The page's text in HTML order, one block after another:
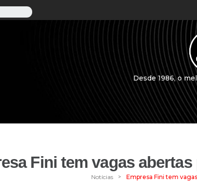
Desde 1986, o
Fini tem vagas
Notícias > Empresa Fini tem